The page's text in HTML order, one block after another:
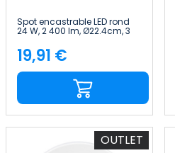
Spot encastrable LED rond
24 W, 2 400 lm, Ø22.4cm, 3
SECOM
Price
19,91 €
OUTLET